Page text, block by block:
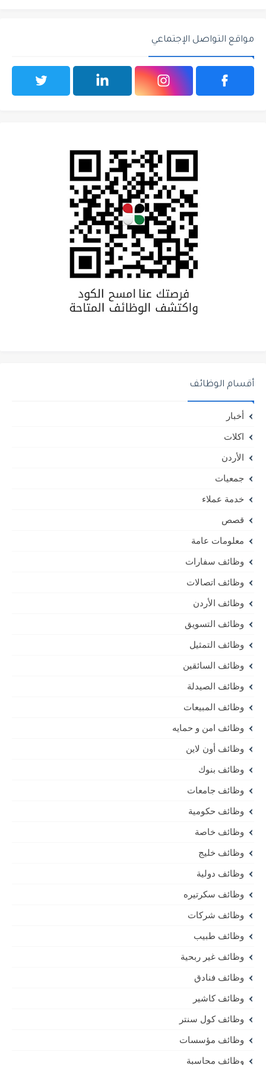
مواقع التواصل الإجتماعي
أقسام الوظائف
أخبار
اكلات
الأردن
جمعيات
خدمة عملاء
قصص
معلومات عامة
وظائف سفارات
وظائف اتصالات
وظائف الأردن
وظائف التسويق
وظائف التمثيل
وظائف السائقين
وظائف الصيدلة
وظائف المبيعات
وظائف امن و حمايه
وظائف أون لاين
وظائف بنوك
وظائف جامعات
وظائف حكومية
وظائف خاصة
وظائف خليج
وظائف دولية
وظائف سكرتيره
وظائف شركات
وظائف طبيب
وظائف غير ربحية
وظائف فنادق
وظائف كاشير
وظائف كول سنتر
وظائف مؤسسات
وظائف محاسبة